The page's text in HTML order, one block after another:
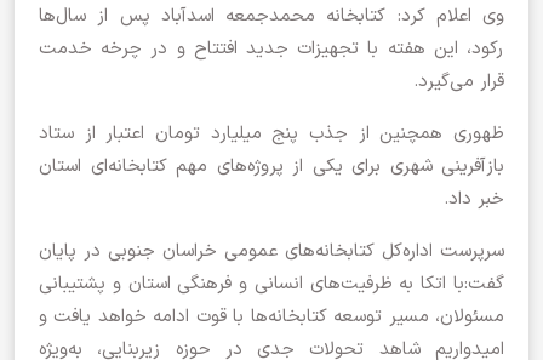
وی اعلام کرد: کتابخانه محمدجمعه اسدآباد پس از سال‌ها
رکود، این هفته با تجهیزات جدید افتتاح و در چرخه خدمت
قرار می‌گیرد.
ظهوری همچنین از جذب پنج میلیارد تومان اعتبار از ستاد
بازآفرینی شهری برای یکی از پروژه‌های مهم کتابخانه‌ای استان
خبر داد.
سرپرست اداره‌کل کتابخانه‌های عمومی خراسان جنوبی در پایان
گفت:با اتکا به ظرفیت‌های انسانی و فرهنگی استان و پشتیبانی
مسئولان، مسیر توسعه کتابخانه‌ها با قوت ادامه خواهد یافت و
امیدواریم شاهد تحولات جدی در حوزه زیربنایی، به‌ویژه